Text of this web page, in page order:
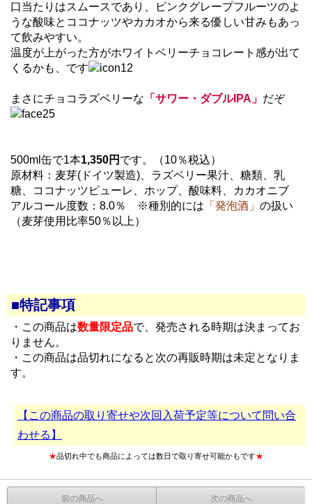
口当たりはスムースであり、ピンクグレープフルーツのよ
うな酸味とココナッツやカカオから来る優しい甘みもあっ
て飲みやすい。
温度が上がった方がホワイトベリーチョコレート感が出て
くるかも、です
まさにチョコラズベリーな 「サワー・ダブルIPA」 だぞ
500ml缶で1本1,350円 です。（10％税込）
原材料：麦芽(ドイツ製造)、ラズベリー果汁、糖類、乳
糖、ココナッツピューレ、ホップ、酸味料、カカオニブ
アルコール度数：8.0％ ※種別的には 「発泡酒」 の扱い
（麦芽使用比率50％以上）
■特記事項
・この商品は数量限定品で、発売される時期は決まってお
りません。
・この商品は品切れになると次の再販時期は未定となりま
す。
【この商品の取り寄せや次回入荷予定等について問い合
わせる】
★品切れ中でも商品によっては数日で取り寄せ可能かもです★
前の商品へ 次の商品へ